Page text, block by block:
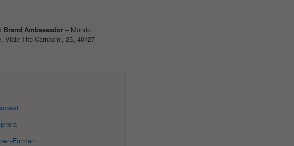
Brand Ambassador– Mondo
Viale Tito Carnacini, 25, 40127
Forman